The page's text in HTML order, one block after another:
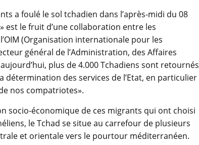
a foulé le sol tchadien dans l’après-midi du 08
est le fruit d’une collaboration entre les
(Organisation internationale pour les
général de l’Administration, des Affaires
plus de 4.000 Tchadiens sont retournés
détermination des services de l’Etat, en particulier
nos compatriotes».
socio-économique de ces migrants qui ont choisi
le Tchad se situe au carrefour de plusieurs
et orientale vers le pourtour méditerranéen.